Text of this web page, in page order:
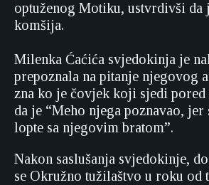
optuženog Motiku, ustvrdivši da
komšija.
Milenka Ćaćića svjedokinja je
prepoznala na pitanje njegovog
zna ko je čovjek koji sjedi pored
da je “Meho njega poznavao,
lopte sa njegovim bratom”.
Nakon saslušanja svjedokinje,
se Okružno tužilaštvo u roku od